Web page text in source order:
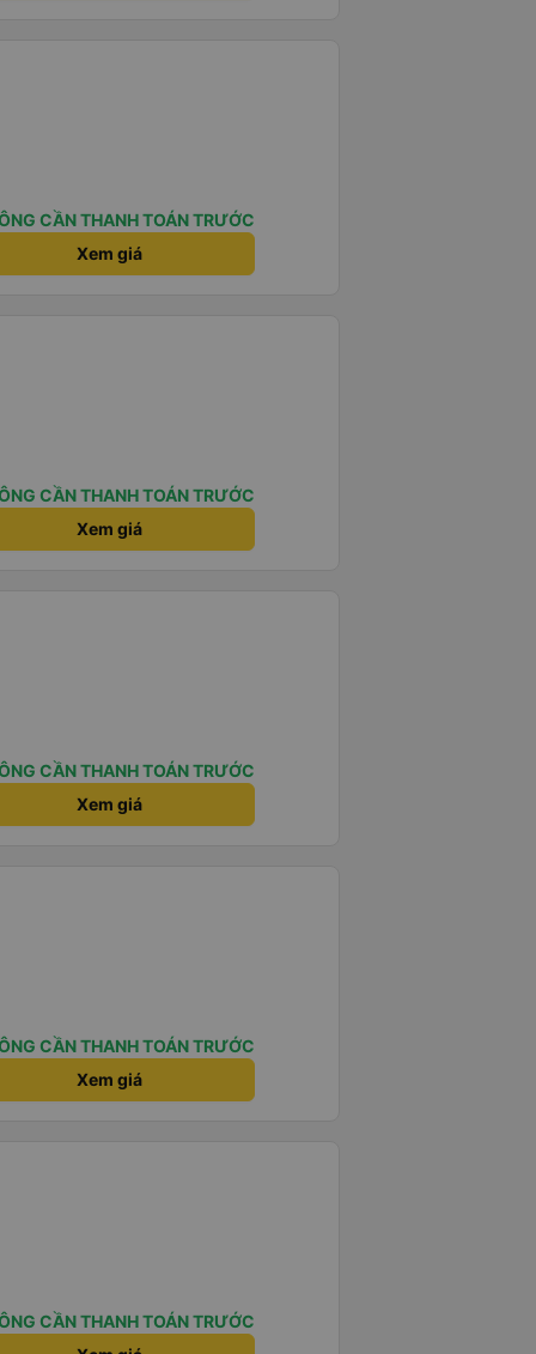
CẦN THANH TOÁN TRƯỚC
Xem giá
CẦN THANH TOÁN TRƯỚC
Xem giá
CẦN THANH TOÁN TRƯỚC
Xem giá
CẦN THANH TOÁN TRƯỚC
Xem giá
CẦN THANH TOÁN TRƯỚC